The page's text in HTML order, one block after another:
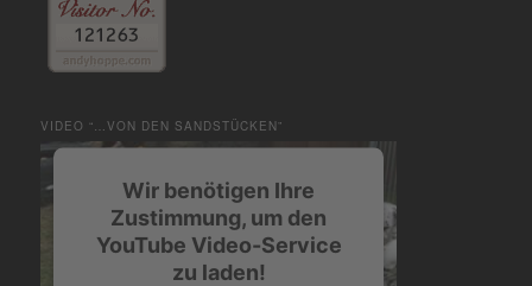
VIDEO “…VON DEN SANDSTÜCKEN”
Wir benötigen Ihre
Zustimmung, um den
YouTube Video-Service
zu laden!